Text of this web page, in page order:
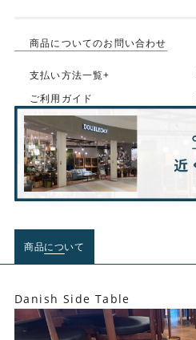
商品についてのお問い合わせ
支払い方法一覧+
ご利用ガイド
商品について
Danish Side Table